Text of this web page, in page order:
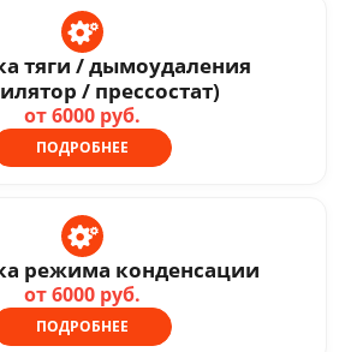
тяги / дымоудаления
/ прессостат)
от 6000 руб.
ПОДРОБНЕЕ
режима конденсации
от 6000 руб.
ПОДРОБНЕЕ